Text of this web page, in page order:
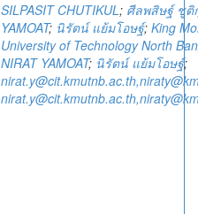
SILPASIT CHUTIKUL; ศีลพสิษฐ์ ชูติ
YAMOAT; นิรัตน์ แย้มโอษฐ์; King
University of Technology North
NIRAT YAMOAT; นิรัตน์ แย้มโอษฐ์;